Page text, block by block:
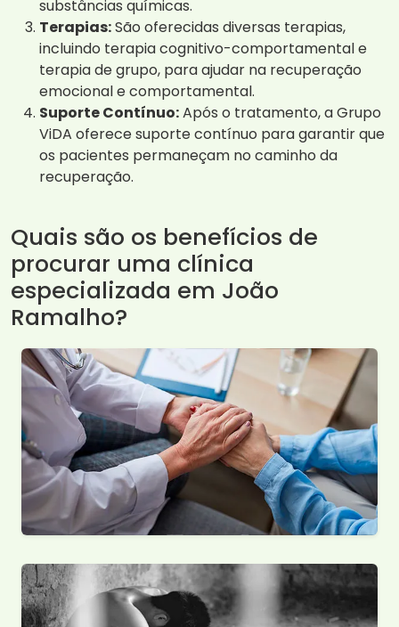
substâncias químicas.
Terapias:São oferecidas diversas terapias,
incluindo terapia cognitivo-comportamental e
terapia de grupo, para ajudar na recuperação
emocional e comportamental.
Suporte Contínuo:Após o tratamento, a Grupo
ViDA oferece suporte contínuo para garantir que
os pacientes permaneçam no caminho da
recuperação.
Quais são os benefícios de
procurar uma clínica
especializada em João
Ramalho?